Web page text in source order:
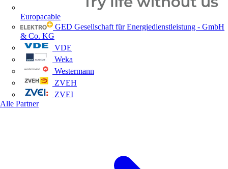
Europacable
GED Gesellschaft für Energiedienstleistung - GmbH
& Co. KG
VDE
Weka
Westermann
ZVEH
ZVEI
Alle Partner